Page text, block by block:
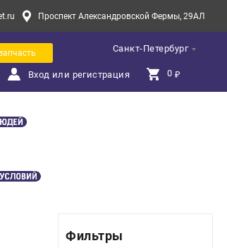
Проспект Александровской Фермы, 29АЛ
Санкт-Петербург
Вход или регистрация 0 ₽
Фильтры